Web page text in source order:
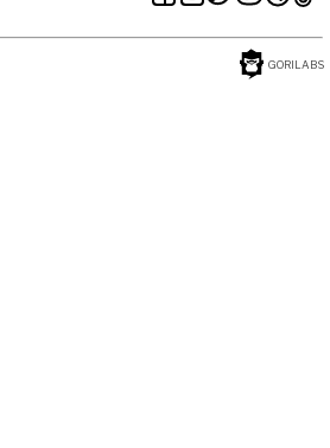
GORILABS